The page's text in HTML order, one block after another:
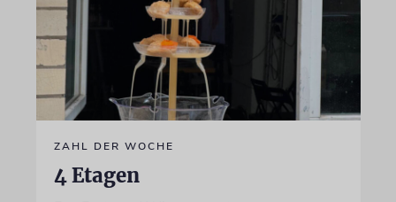
ZAHL DER WOCHE
4 Etagen